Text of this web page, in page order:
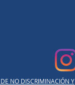
NO DISCRIMINACIÓN Y